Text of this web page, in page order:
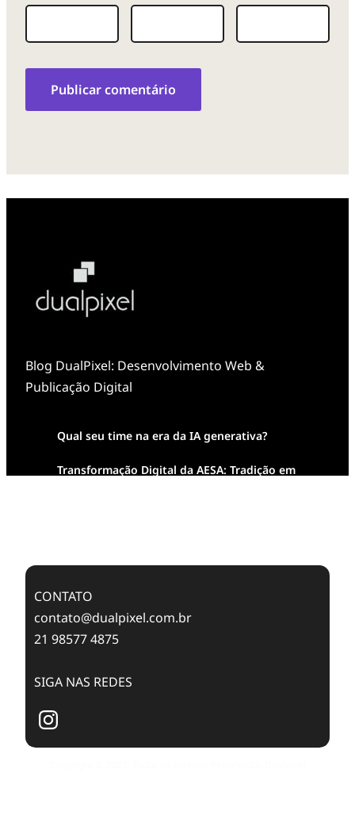
Blog DualPixel: Desenvolvimento Web &
Publicação Digital
Qual seu time na era da IA generativa?
Transformação Digital da AESA: Tradição em
CONTATO
contato@dualpixel.com.br
21 98577 4875
SIGA NAS REDES